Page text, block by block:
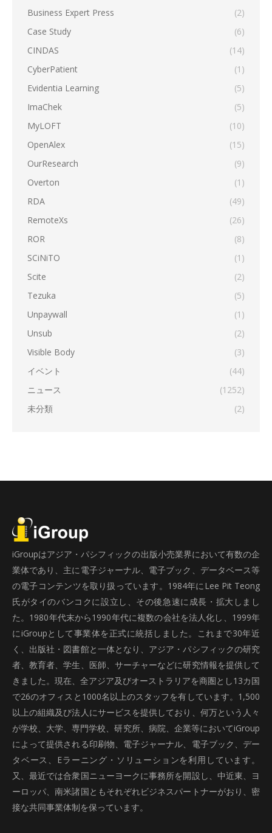
Business Expert Press
(2)
Case Study
(6)
CINDAS
(14)
CyberPatient
(1)
Evidentia Learning
(5)
ImaChek
(5)
MyLOFT
(10)
OpenAlex
(15)
OurResearch
(9)
Overton
(1)
RDA
(49)
RemoteXs
(26)
ROR
(8)
SCiNiTO
(1)
Scite
(2)
Tezuka
(5)
Unpaywall
(1)
Unsub
(2)
Visible Body
(3)
イベント
(44)
ニュース
(1252)
未分類
(2)
iGroupはアジア・パシフィックの出版小売業界において有数の企
業体であり、主に電子ジャーナル、電子ブック、データベース等
の電子コンテンツを取り扱っています。1984年にLee Pit Teong
氏がタイのバンコクに設立し、その後急速に成長・拡大しまし
た。1980年代末から1990年代に複数の会社を法人化し、1999年
にiGroupとして事業体を正式に統括しました。これまで30年近
く、出版社・図書館と一体となり、アジア・パシフィックの研究
者、教育者、学生、医師、サーチャーなどに研究情報を提供して
きました。現在、全アジア及びオーストラリアを商圏とし13カ国
で26のオフィスと1000名以上のスタッフを有しています。1,500
以上の組織及び法人にサービスを提供しており、何万という人々
が学校、大学、専門学校、研究所、病院、企業等においてiGroup
によって提供される印刷物、電子ジャーナル、電子ブック、デー
タベース、Eラーニング・ソリューションを利用しています。
又、最近では合衆国ニューヨークに事務所を開設し、中近東、ヨ
ーロッパ、南米諸国ともそれぞれビジネスパートナーがおり、密
接な共同事業体制を保っています。